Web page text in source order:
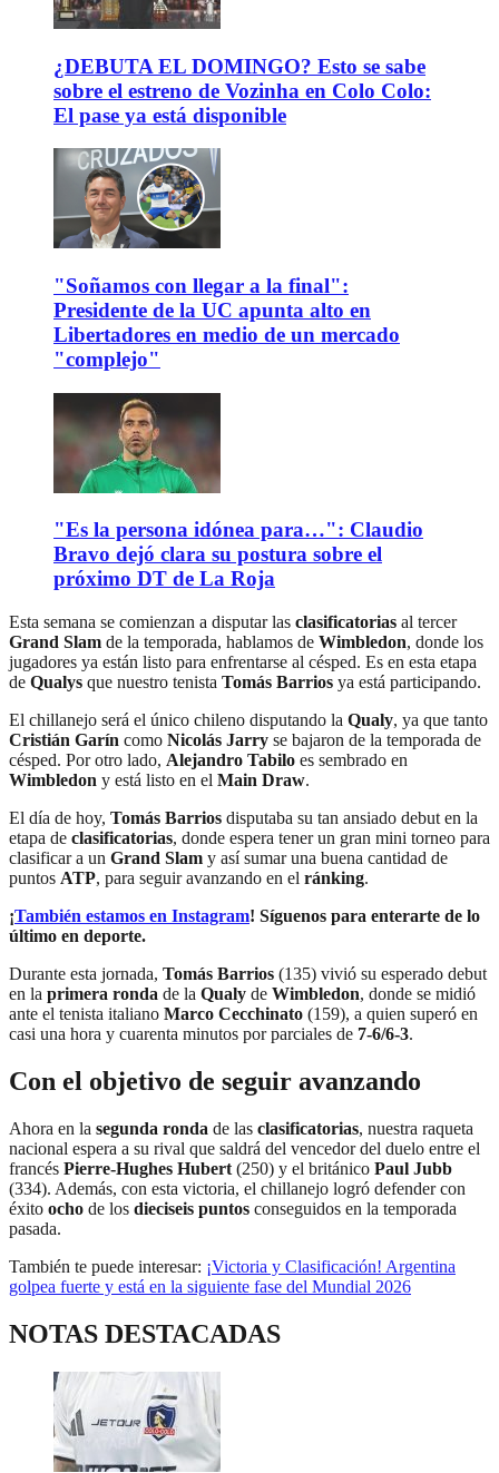
¿DEBUTA EL DOMINGO? Esto se sabe
sobre el estreno de Vozinha en Colo Colo:
El pase ya está disponible
"Soñamos con llegar a la final":
Presidente de la UC apunta alto en
Libertadores en medio de un mercado
"complejo"
"Es la persona idónea para…": Claudio
Bravo dejó clara su postura sobre el
próximo DT de La Roja
Esta semana se comienzan a disputar las clasificatorias al tercer
Grand Slam de la temporada, hablamos de Wimbledon, donde los
jugadores ya están listo para enfrentarse al césped. Es en esta etapa
de Qualys que nuestro tenista Tomás Barrios ya está participando.
El chillanejo será el único chileno disputando la Qualy, ya que tanto
Cristián Garín como Nicolás Jarry se bajaron de la temporada de
césped. Por otro lado, Alejandro Tabilo es sembrado en
Wimbledon y está listo en el Main Draw.
El día de hoy, Tomás Barrios disputaba su tan ansiado debut en la
etapa de clasificatorias, donde espera tener un gran mini torneo para
clasificar a un Grand Slam y así sumar una buena cantidad de
puntos ATP, para seguir avanzando en el ránking.
¡También estamos en Instagram! Síguenos para enterarte de lo
último en deporte.
Durante esta jornada, Tomás Barrios (135) vivió su esperado debut
en la primera ronda de la Qualy de Wimbledon, donde se midió
ante el tenista italiano Marco Cecchinato (159), a quien superó en
casi una hora y cuarenta minutos por parciales de 7-6/6-3.
Con el objetivo de seguir avanzando
Ahora en la segunda ronda de las clasificatorias, nuestra raqueta
nacional espera a su rival que saldrá del vencedor del duelo entre el
francés Pierre-Hughes Hubert (250) y el británico Paul Jubb
(334). Además, con esta victoria, el chillanejo logró defender con
éxito ocho de los dieciseis puntos conseguidos en la temporada
pasada.
También te puede interesar: ¡Victoria y Clasificación! Argentina
golpea fuerte y está en la siguiente fase del Mundial 2026
NOTAS DESTACADAS